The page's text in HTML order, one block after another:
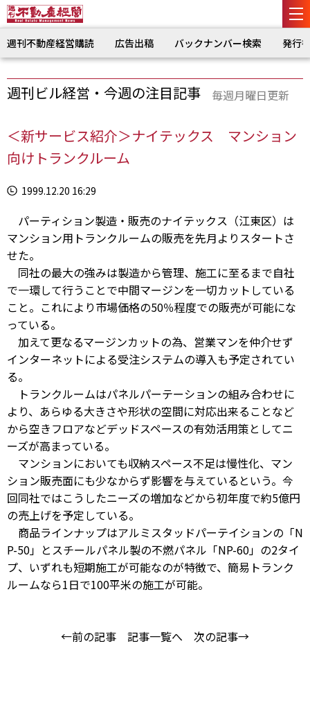
週刊不動産経営購読 広告出稿 バックナンバー検索 発行
週刊ビル経営・今週の注目記事 毎週月曜日更新
＜新サービス紹介＞ナイテックス マンション
向けトランクルーム
1999.12.20 16:29
パーティション製造・販売のナイテックス（江東区）は
マンション用トランクルームの販売を先月よりスタートさ
せた。
同社の最大の強みは製造から管理、施工に至るまで自社
で一環して行うことで中間マージンを一切カットしている
こと。これにより市場価格の50％程度での販売が可能にな
っている。
加えて更なるマージンカットの為、営業マンを仲介せず
インターネットによる受注システムの導入も予定されてい
る。
トランクルームはパネルパーテーションの組み合わせに
より、あらゆる大きさや形状の空間に対応出来ることなど
から空きフロアなどデッドスペースの有効活用策としてニ
ーズが高まっている。
マンションにおいても収納スペース不足は慢性化、マン
ション販売面にも少なからず影響を与えているという。今
回同社ではこうしたニーズの増加などから初年度で約5億円
の売上げを予定している。
商品ラインナップはアルミスタッドパーテイションの「N
P-50」とスチールパネル製の不燃パネル「NP-60」の2タイ
プ、いずれも短期施工が可能なのが特徴で、簡易トランク
ルームなら1日で100平米の施工が可能。
←前の記事 記事一覧へ 次の記事→